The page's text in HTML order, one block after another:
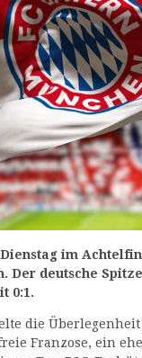
im
Der deutsche
0:1.
die
Franzose, ein